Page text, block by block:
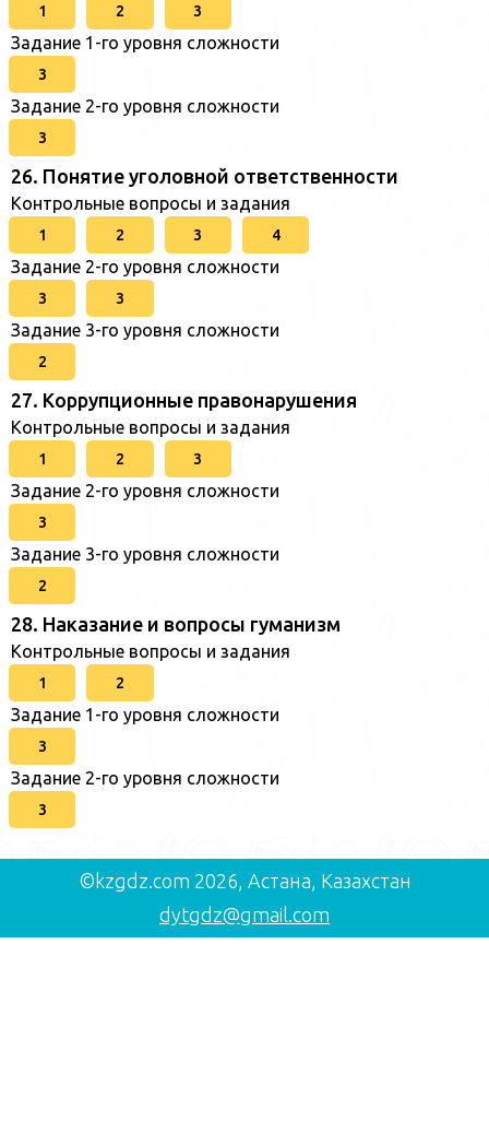
1 2 3
Задание 1-го уровня сложности
3
Задание 2-го уровня сложности
3
26. Понятие уголовной ответственности
Контрольные вопросы и задания
1 2 3 4
Задание 2-го уровня сложности
3 3
Задание 3-го уровня сложности
2
27. Коррупционные правонарушения
Контрольные вопросы и задания
1 2 3
Задание 2-го уровня сложности
3
Задание 3-го уровня сложности
2
28. Наказание и вопросы гуманизм
Контрольные вопросы и задания
1 2
Задание 1-го уровня сложности
3
Задание 2-го уровня сложности
3
©kzgdz.com 2026, Астана, Казахстан
dytgdz@gmail.com